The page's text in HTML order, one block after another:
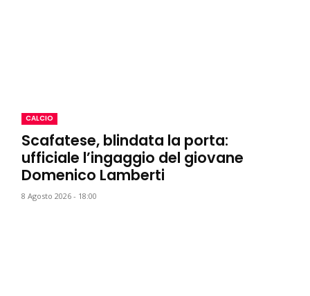
CALCIO
Scafatese, blindata la porta:
ufficiale l’ingaggio del giovane
Domenico Lamberti
8 Agosto 2026 - 18:00